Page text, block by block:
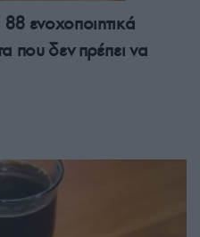
ενοχοποιητικά
που δεν πρέπει να